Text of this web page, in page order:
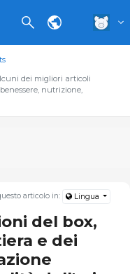
dei migliori articoli
nutrizione,
articolo in: Lingua
del box,
e dei